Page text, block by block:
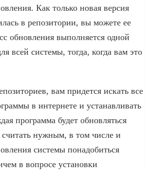
Как только новая версия
в репозитории, вы можете ее
обновления выполняется одной
всей системы, тогда, когда вам это
вам придется искать все
в интернете и устанавливать
программа будет обновляться
считать нужным, в том числе и
системы понадобиться
в вопросе установки